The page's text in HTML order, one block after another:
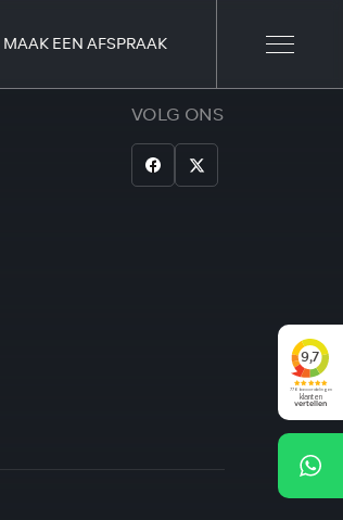
MAAK EEN AFSPRAAK
VOLG ONS